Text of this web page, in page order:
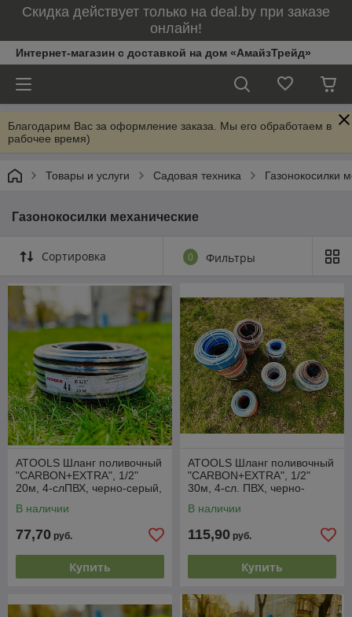
Скидка действует только на deal.by при заказе
онлайн!
Интернет-магазин с доставкой на дом «АмайзТрейд»
Благодарим Вас за оформление заказа. Мы его обработаем в
рабочее время)
Товары и услуги Садовая техника Газонокосилки
Газонокосилки механические
Сортировка 0 Фильтры
ATOOLS Шланг поливочный
"CARBON+EXTRA", 1/2"
20м, 4-слПВХ, черно-серый,
лучам
В наличии
77,70 руб.
Купить
ATOOLS Шланг поливочный
"CARBON+EXTRA", 1/2"
30м, 4-сл. ПВХ, черно-
к УФ-лучам, раб.
В наличии
115,90 руб.
Купить